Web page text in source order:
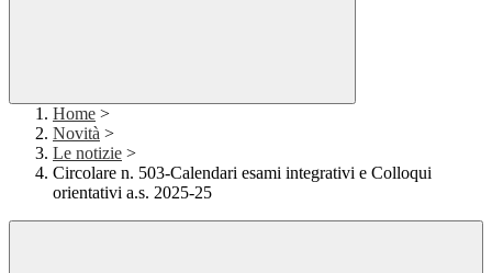
Home >
Novità >
Le notizie >
Circolare n. 503-Calendari esami integrativi e Colloqui
orientativi a.s. 2025-25